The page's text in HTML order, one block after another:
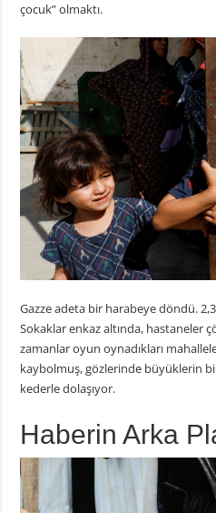
çocuk” olmaktı.
Gazze adeta bir harabeye döndü.
Sokaklar enkaz altında, hastaneler
zamanlar oyun oynadıkları
kaybolmuş, gözlerinde büyüklerin
kederle dolaşıyor.
Haberin Arka